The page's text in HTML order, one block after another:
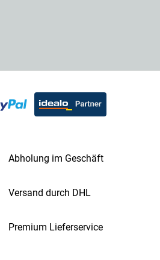
Abholung im Geschäft
Versand durch DHL
Premium Lieferservice